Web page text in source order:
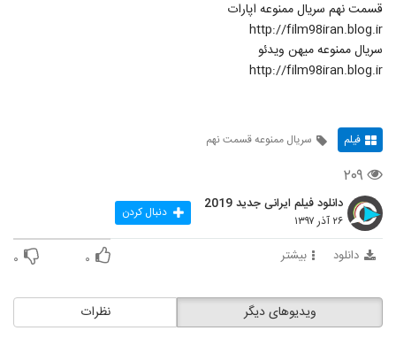
قسمت نهم سريال ممنوعه اپارات
http://film98iran.blog.ir
سريال ممنوعه ميهن ويدئو
http://film98iran.blog.ir
فیلم سریال ممنوعه قسمت نهم
۲۰۹
دانلود فیلم ایرانی جدید 2019
۲۶ آذر ۱۳۹۷ دنبال کردن
دانلود بیشتر ۰ ۰
نظرات ویدیوهای دیگر